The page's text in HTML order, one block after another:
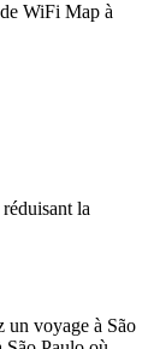
WiFi Map à
la
un voyage à São